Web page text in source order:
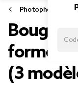
Photophore et
forme
(3